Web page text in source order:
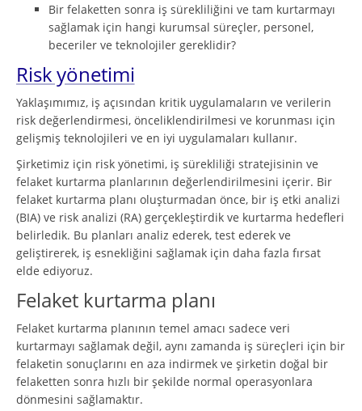
Bir felaketten sonra iş sürekliliğini ve tam kurtarmayı
sağlamak için hangi kurumsal süreçler, personel,
beceriler ve teknolojiler gereklidir?
Risk yönetimi
Yaklaşımımız, iş açısından kritik uygulamaların ve verilerin
risk değerlendirmesi, önceliklendirilmesi ve korunması için
gelişmiş teknolojileri ve en iyi uygulamaları kullanır.
Şirketimiz için risk yönetimi, iş sürekliliği stratejisinin ve
felaket kurtarma planlarının değerlendirilmesini içerir. Bir
felaket kurtarma planı oluşturmadan önce, bir iş etki analizi
(BIA) ve risk analizi (RA) gerçekleştirdik ve kurtarma hedefleri
belirledik. Bu planları analiz ederek, test ederek ve
geliştirerek, iş esnekliğini sağlamak için daha fazla fırsat
elde ediyoruz.
Felaket kurtarma planı
Felaket kurtarma planının temel amacı sadece veri
kurtarmayı sağlamak değil, aynı zamanda iş süreçleri için bir
felaketin sonuçlarını en aza indirmek ve şirketin doğal bir
felaketten sonra hızlı bir şekilde normal operasyonlara
dönmesini sağlamaktır.